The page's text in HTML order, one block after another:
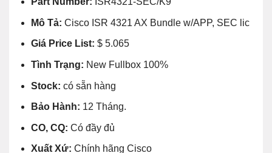
136.755.000₫. là:
Mô Tả: Cisco ISR 4321 AX Bundle w/APP, SEC lic
Giá Price List: $ 5.065
Tình Trạng: New Fullbox 100%
Stock: có sẵn hàng
Bảo Hành: 12 Tháng.
CO, CQ: Có đầy đủ
Xuất Xứ: Chính hãng Cisco